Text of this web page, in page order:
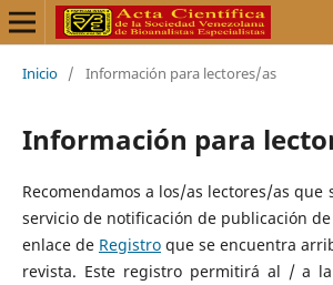
Inicio / Información para lectores/as
Información para
Recomendamos a los/as lectores/as que
servicio de notificación de publicación
enlace de Registroque se encuentra
revista. Este registro permitirá al / a